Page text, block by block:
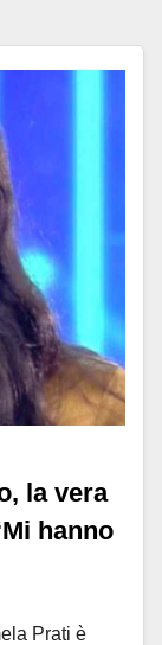
la vera
hanno
Prati è